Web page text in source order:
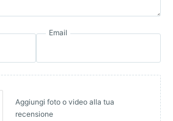
Email
Aggiungi foto o video alla tua
recensione